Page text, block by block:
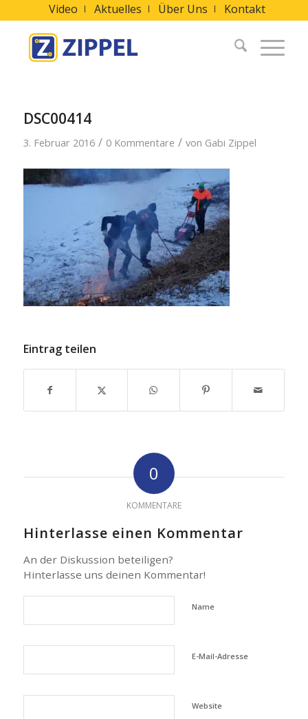
Video Aktuelles Über Uns Kontakt
DSC00414
3. Februar 2016 / 0 Kommentare / von Gabi Zippel
Eintrag teilen
0
KOMMENTARE
Hinterlasse einen Kommentar
An der Diskussion beteiligen?
Hinterlasse uns deinen Kommentar!
Name
E-Mail-Adresse
Website